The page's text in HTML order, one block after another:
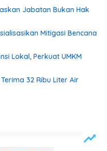
Jabatan Bukan Hak
Mitigasi Bencana
Lokal, Perkuat UMKM
32 Ribu Liter Air